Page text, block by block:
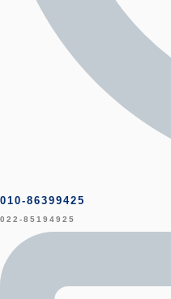
010-86399425
022-85194925